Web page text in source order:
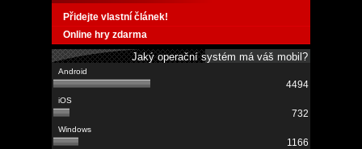
Přidejte vlastní článek!
Online hry zdarma
Jaký operační systém má váš mobil?
4494
732
1166